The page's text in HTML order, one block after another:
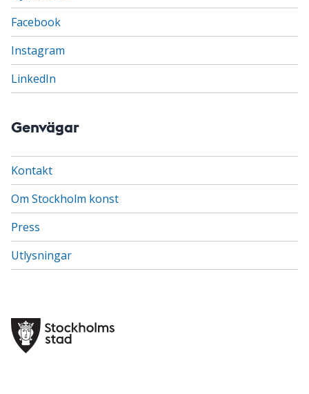
Facebook
Instagram
LinkedIn
Genvägar
Kontakt
Om Stockholm konst
Press
Utlysningar